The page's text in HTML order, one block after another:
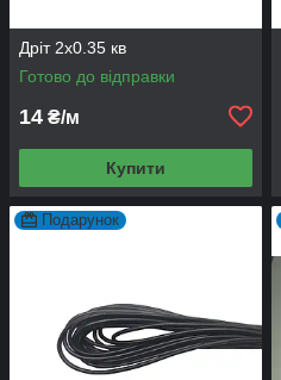
Дріт 2х0.35 кв
Готово до відправки
14 ₴/м
Купити
Подарунок